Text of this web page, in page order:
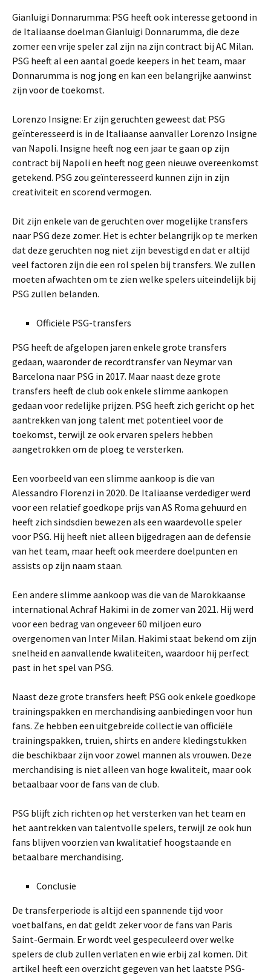
Gianluigi Donnarumma: PSG heeft ook interesse getoond in
de Italiaanse doelman Gianluigi Donnarumma, die deze
zomer een vrije speler zal zijn na zijn contract bij AC Milan.
PSG heeft al een aantal goede keepers in het team, maar
Donnarumma is nog jong en kan een belangrijke aanwinst
zijn voor de toekomst.
Lorenzo Insigne: Er zijn geruchten geweest dat PSG
geïnteresseerd is in de Italiaanse aanvaller Lorenzo Insigne
van Napoli. Insigne heeft nog een jaar te gaan op zijn
contract bij Napoli en heeft nog geen nieuwe overeenkomst
getekend. PSG zou geïnteresseerd kunnen zijn in zijn
creativiteit en scorend vermogen.
Dit zijn enkele van de geruchten over mogelijke transfers
naar PSG deze zomer. Het is echter belangrijk op te merken
dat deze geruchten nog niet zijn bevestigd en dat er altijd
veel factoren zijn die een rol spelen bij transfers. We zullen
moeten afwachten om te zien welke spelers uiteindelijk bij
PSG zullen belanden.
Officiële PSG-transfers
PSG heeft de afgelopen jaren enkele grote transfers
gedaan, waaronder de recordtransfer van Neymar van
Barcelona naar PSG in 2017. Maar naast deze grote
transfers heeft de club ook enkele slimme aankopen
gedaan voor redelijke prijzen. PSG heeft zich gericht op het
aantrekken van jong talent met potentieel voor de
toekomst, terwijl ze ook ervaren spelers hebben
aangetrokken om de ploeg te versterken.
Een voorbeeld van een slimme aankoop is die van
Alessandro Florenzi in 2020. De Italiaanse verdediger werd
voor een relatief goedkope prijs van AS Roma gehuurd en
heeft zich sindsdien bewezen als een waardevolle speler
voor PSG. Hij heeft niet alleen bijgedragen aan de defensie
van het team, maar heeft ook meerdere doelpunten en
assists op zijn naam staan.
Een andere slimme aankoop was die van de Marokkaanse
international Achraf Hakimi in de zomer van 2021. Hij werd
voor een bedrag van ongeveer 60 miljoen euro
overgenomen van Inter Milan. Hakimi staat bekend om zijn
snelheid en aanvallende kwaliteiten, waardoor hij perfect
past in het spel van PSG.
Naast deze grote transfers heeft PSG ook enkele goedkope
trainingspakken en merchandising aanbiedingen voor hun
fans. Ze hebben een uitgebreide collectie van officiële
trainingspakken, truien, shirts en andere kledingstukken
die beschikbaar zijn voor zowel mannen als vrouwen. Deze
merchandising is niet alleen van hoge kwaliteit, maar ook
betaalbaar voor de fans van de club.
PSG blijft zich richten op het versterken van het team en
het aantrekken van talentvolle spelers, terwijl ze ook hun
fans blijven voorzien van kwalitatief hoogstaande en
betaalbare merchandising.
Conclusie
De transferperiode is altijd een spannende tijd voor
voetbalfans, en dat geldt zeker voor de fans van Paris
Saint-Germain. Er wordt veel gespeculeerd over welke
spelers de club zullen verlaten en wie erbij zal komen. Dit
artikel heeft een overzicht gegeven van het laatste PSG-